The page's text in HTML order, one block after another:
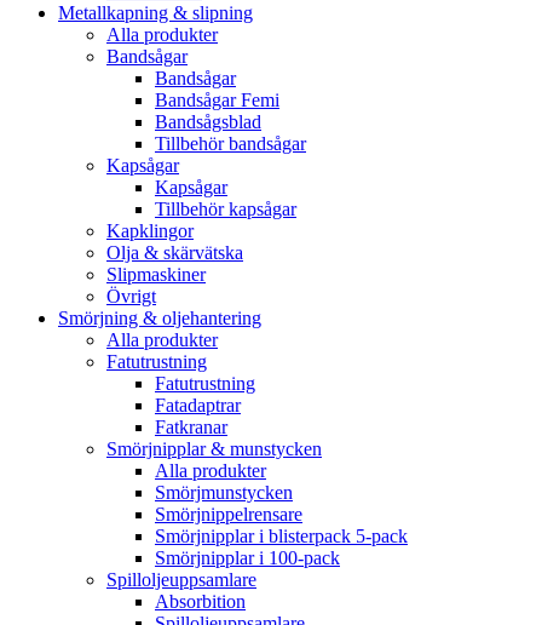
Metallkapning & slipning
Alla produkter
Bandsågar
Bandsågar
Bandsågar Femi
Bandsågsblad
Tillbehör bandsågar
Kapsågar
Kapsågar
Tillbehör kapsågar
Kapklingor
Olja & skärvätska
Slipmaskiner
Övrigt
Smörjning & oljehantering
Alla produkter
Fatutrustning
Fatutrustning
Fatadaptrar
Fatkranar
Smörjnipplar & munstycken
Alla produkter
Smörjmunstycken
Smörjnippelrensare
Smörjnipplar i blisterpack 5-pack
Smörjnipplar i 100-pack
Spilloljeuppsamlare
Absorbition